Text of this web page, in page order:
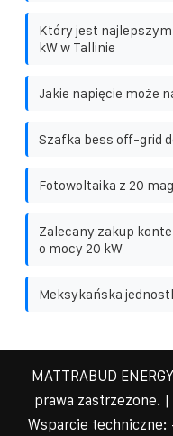
Który jest
kW w Tallinie
Jakie napięcie może
Szafka bess off-grid
Fotowoltaika z 20
Zalecany zakup
o mocy 20 kW
Meksykańska
MATTRABUD
prawa zastrzeżone. |
Wsparcie techniczne: